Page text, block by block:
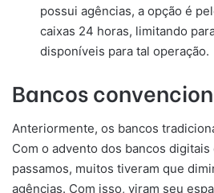
possui agências, a opção é
caixas 24 horas, limitando
disponíveis para tal operação.
Bancos
Anteriormente, os bancos
Com o advento dos bancos digitais
passamos, muitos tiveram que
agências. Com isso, viram seu